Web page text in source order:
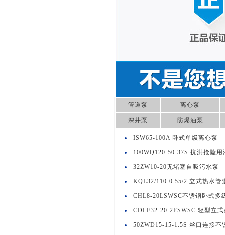
管道泵 离心泵
深井泵 防爆油泵
ISW65-100A 卧式单级离心泵
100WQ120-50-37S 抗洪抢险
32ZW10-20无堵塞自吸污水泵
KQL32/110-0.55/2 立式热水管
CHL8-20LSWSC不锈钢卧式多
CDLF32-20-2FSWSC 轻型立
50ZWD15-15-1.5S 丝口连接不